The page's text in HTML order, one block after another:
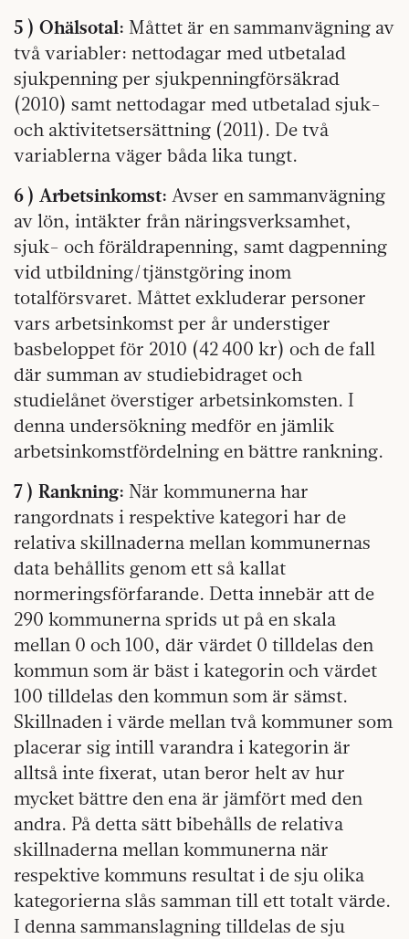
5 ) Ohälsotal: Måttet är en sammanvägning av
två variabler: nettodagar med utbetalad
sjukpenning per sjukpenningförsäkrad
(2010) samt nettodagar med utbetalad sjuk-
och aktivitetsersättning (2011). De två
variablerna väger båda lika tungt.
6 ) Arbetsinkomst: Avser en sammanvägning
av lön, intäkter från näringsverksamhet,
sjuk- och föräldrapenning, samt dagpenning
vid utbildning/tjänstgöring inom
totalförsvaret. Måttet exkluderar personer
vars arbetsinkomst per år understiger
basbeloppet för 2010 (42 400 kr) och de fall
där summan av studiebidraget och
studielånet överstiger arbetsinkomsten. I
denna undersökning medför en jämlik
arbetsinkomstfördelning en bättre rankning.
7 ) Rankning: När kommunerna har
rangordnats i respektive kategori har de
relativa skillnaderna mellan kommunernas
data behållits genom ett så kallat
normeringsförfarande. Detta innebär att de
290 kommunerna sprids ut på en skala
mellan 0 och 100, där värdet 0 tilldelas den
kommun som är bäst i kategorin och värdet
100 tilldelas den kommun som är sämst.
Skillnaden i värde mellan två kommuner som
placerar sig intill varandra i kategorin är
alltså inte fixerat, utan beror helt av hur
mycket bättre den ena är jämfört med den
andra. På detta sätt bibehålls de relativa
skillnaderna mellan kommunerna när
respektive kommuns resultat i de sju olika
kategorierna slås samman till ett totalt värde.
I denna sammanslagning tilldelas de sju